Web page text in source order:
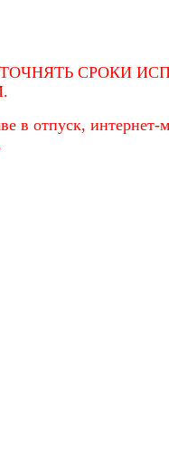
СРОКИ
в отпуск, интернет-